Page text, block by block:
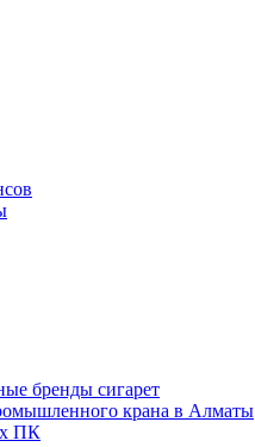
бренды сигарет
крана в Алматы
ПК